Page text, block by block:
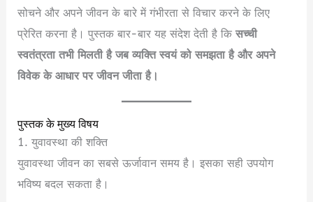
सोचने और अपने जीवन के बारे में गंभीरता से विचार करने के लिए
प्रेरित करना है। पुस्तक बार-बार यह संदेश देती है किसच्ची
स्वतंत्रता तभी मिलती है जब व्यक्ति स्वयं को समझता है और अपने
विवेक के आधार पर जीवन जीता है।
पुस्तक के मुख्य विषय
1. युवावस्था की शक्ति
युवावस्था जीवन का सबसे ऊर्जावान समय है। इसका सही उपयोग
भविष्य बदल सकता है।